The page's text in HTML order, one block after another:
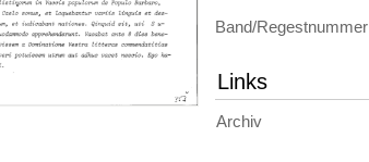
Band/Regestnummer
Links
Archiv